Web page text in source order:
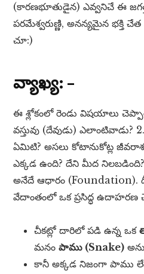
(కారణభూతుడైన) ఎవ్వనిచే ఈ
పరమేశ్వరుణ్ణి, అనన్యమైన భక్తి
చూ:)
వ్యాఖ్య: –
ఈ శ్లోకంలో రెండు విషయాలు
వస్తువు (దేవుడు)
ఏమిటి? అసలు కోటానుకోట్ల
ఎక్కడ ఉంది? దేని మీద
అనేదే ఆధారం (Foundation).
వేదాంతంలో ఒక ప్రసిద్ధ ఉదాహరణ
చీకట్లో దారిలో పడి ఉన్న ఒక
మనంపాము (Snake)
కానీ అక్కడ నిజంగా పాము